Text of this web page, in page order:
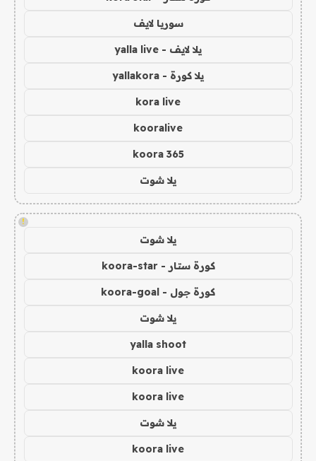
سوريا لايف
يلا لايف - yalla live
يلا كورة - yallakora
kora live
kooralive
koora 365
يلا شوت
!
يلا شوت
كورة ستار - koora-star
كورة جول - koora-goal
يلا شوت
yalla shoot
koora live
koora live
يلا شوت
koora live